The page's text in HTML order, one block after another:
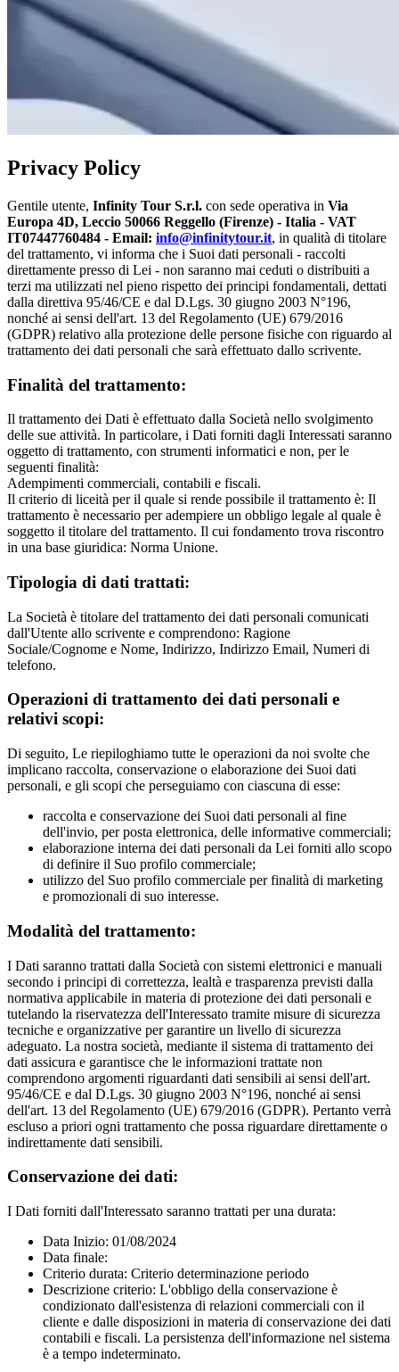
Privacy Policy
Gentile utente, Infinity Tour S.r.l. con sede operativa in Via
Europa 4D, Leccio 50066 Reggello (Firenze) - Italia - VAT
IT07447760484 - Email: info@infinitytour.it, in qualità di titolare
del trattamento, vi informa che i Suoi dati personali - raccolti
direttamente presso di Lei - non saranno mai ceduti o distribuiti a
terzi ma utilizzati nel pieno rispetto dei principi fondamentali, dettati
dalla direttiva 95/46/CE e dal D.Lgs. 30 giugno 2003 N°196,
nonché ai sensi dell'art. 13 del Regolamento (UE) 679/2016
(GDPR) relativo alla protezione delle persone fisiche con riguardo al
trattamento dei dati personali che sarà effettuato dallo scrivente.
Finalità del trattamento:
Il trattamento dei Dati è effettuato dalla Società nello svolgimento
delle sue attività. In particolare, i Dati forniti dagli Interessati saranno
oggetto di trattamento, con strumenti informatici e non, per le
seguenti finalità:
Adempimenti commerciali, contabili e fiscali.
Il criterio di liceità per il quale si rende possibile il trattamento è: Il
trattamento è necessario per adempiere un obbligo legale al quale è
soggetto il titolare del trattamento. Il cui fondamento trova riscontro
in una base giuridica: Norma Unione.
Tipologia di dati trattati:
La Società è titolare del trattamento dei dati personali comunicati
dall'Utente allo scrivente e comprendono: Ragione
Sociale/Cognome e Nome, Indirizzo, Indirizzo Email, Numeri di
telefono.
Operazioni di trattamento dei dati personali e
relativi scopi:
Di seguito, Le riepiloghiamo tutte le operazioni da noi svolte che
implicano raccolta, conservazione o elaborazione dei Suoi dati
personali, e gli scopi che perseguiamo con ciascuna di esse:
raccolta e conservazione dei Suoi dati personali al fine
dell'invio, per posta elettronica, delle informative commerciali;
elaborazione interna dei dati personali da Lei forniti allo scopo
di definire il Suo profilo commerciale;
utilizzo del Suo profilo commerciale per finalità di marketing
e promozionali di suo interesse.
Modalità del trattamento:
I Dati saranno trattati dalla Società con sistemi elettronici e manuali
secondo i principi di correttezza, lealtà e trasparenza previsti dalla
normativa applicabile in materia di protezione dei dati personali e
tutelando la riservatezza dell'Interessato tramite misure di sicurezza
tecniche e organizzative per garantire un livello di sicurezza
adeguato. La nostra società, mediante il sistema di trattamento dei
dati assicura e garantisce che le informazioni trattate non
comprendono argomenti riguardanti dati sensibili ai sensi dell'art.
95/46/CE e dal D.Lgs. 30 giugno 2003 N°196, nonché ai sensi
dell'art. 13 del Regolamento (UE) 679/2016 (GDPR). Pertanto verrà
escluso a priori ogni trattamento che possa riguardare direttamente o
indirettamente dati sensibili.
Conservazione dei dati:
I Dati forniti dall'Interessato saranno trattati per una durata:
Data Inizio: 01/08/2024
Data finale:
Criterio durata: Criterio determinazione periodo
Descrizione criterio: L'obbligo della conservazione è
condizionato dall'esistenza di relazioni commerciali con il
cliente e dalle disposizioni in materia di conservazione dei dati
contabili e fiscali. La persistenza dell'informazione nel sistema
è a tempo indeterminato.